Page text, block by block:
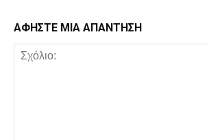
ΑΦΗΣΤΕ ΜΙΑ ΑΠΑΝΤΗΣΗ